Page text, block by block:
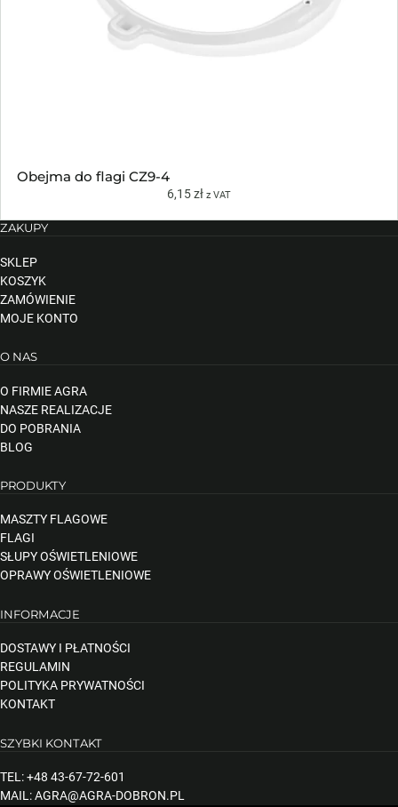
Obejma do flagi CZ9-4
6,15zł z VAT
ZAKUPY
SKLEP
KOSZYK
ZAMÓWIENIE
MOJE KONTO
O NAS
O FIRMIE AGRA
NASZE REALIZACJE
DO POBRANIA
BLOG
PRODUKTY
MASZTY FLAGOWE
FLAGI
SŁUPY OŚWIETLENIOWE
OPRAWY OŚWIETLENIOWE
INFORMACJE
DOSTAWY I PŁATNOŚCI
REGULAMIN
POLITYKA PRYWATNOŚCI
KONTAKT
SZYBKI KONTAKT
TEL: +48 43-67-72-601
MAIL: AGRA@AGRA-DOBRON.PL